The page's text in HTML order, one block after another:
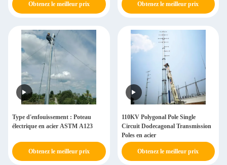
Obtenez le meilleur prix Obtenez le meilleur prix
Type d'enfouissement : Poteau
électrique en acier ASTM A123
Obtenez le meilleur prix
110KV Polygonal Pole Single
Circuit Dodecagonal Transmission
Poles en acier
Obtenez le meilleur prix